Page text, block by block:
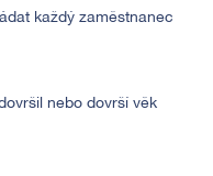
každý zaměstnanec
nebo dovrší věk